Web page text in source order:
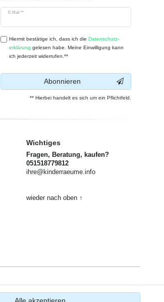
E-Mail **
Newsletter
Hiermit bestätige ich, dass ich die Daten­schutz­
erklärung gelesen habe. Meine Einwilligung kann
ich jederzeit widerrufen.**
Abonnieren
** Hierbei handelt es sich um ein Pflichtfeld.
Wichtiges
Fragen, Beratung, kaufen?
051518779812
ihre@kinderraeume.info
wieder nach oben ↑